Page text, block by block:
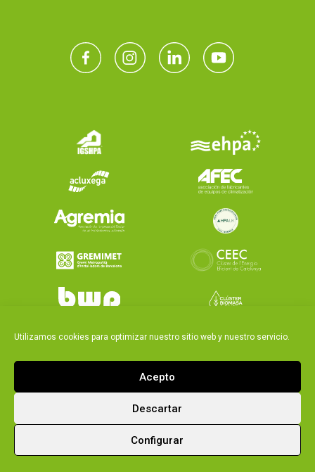
Utilizamos cookies para optimizar nuestro sitio web y nuestro servicio.
Acepto
Descartar
Configurar
Política integrada Ecoforest|Aviso Legal y política
de privacidad ecoforest| Política de cookies